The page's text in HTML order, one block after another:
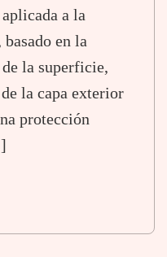
a la
en la
la superficie,
la capa exterior
protección